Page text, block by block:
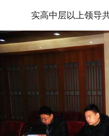
实高中层以上领导